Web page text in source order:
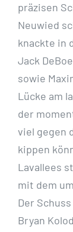
präzisen
Neuwied
knackte in
Jack
sowie
Lücke am
der
viel gegen
kippen
Lavallees
mit dem
Der
Bryan